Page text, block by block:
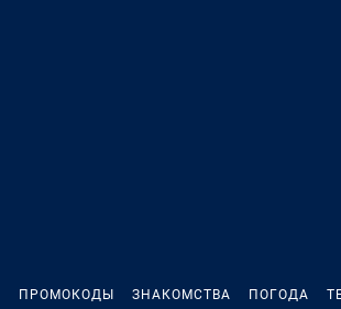
ПРОМОКОДЫ ЗНАКОМСТВА ПОГОДА